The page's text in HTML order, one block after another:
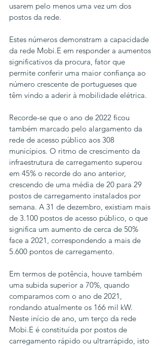
usarem pelo menos uma vez um dos
postos da rede.
Estes números demonstram a capacidade
da rede Mobi.E em responder a aumentos
significativos da procura, fator que
permite conferir uma maior confiança ao
número crescente de portugueses que
têm vindo a aderir à mobilidade elétrica.
Recorde-se que o ano de 2022 ficou
também marcado pelo alargamento da
rede de acesso público aos 308
municípios. O ritmo de crescimento da
infraestrutura de carregamento superou
em 45% o recorde do ano anterior,
crescendo de uma média de 20 para 29
postos de carregamento instalados por
semana. A 31 de dezembro, existiam mais
de 3.100 postos de acesso público, o que
significa um aumento de cerca de 50%
face a 2021, correspondendo a mais de
5.600 pontos de carregamento.
Em termos de potência, houve também
uma subida superior a 70%, quando
comparamos com o ano de 2021,
rondando atualmente os 166 mil kW.
Neste início de ano, um terço da rede
Mobi.E é constituída por postos de
carregamento rápido ou ultrarrápido, isto